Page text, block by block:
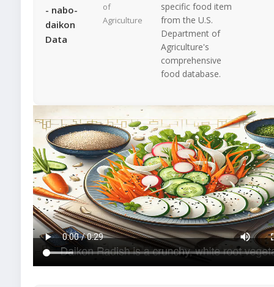
- nabo-
daikon
Data
of
Agriculture
specific food item
from the U.S.
Department of
Agriculture's
comprehensive
food database.